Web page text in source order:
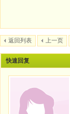
返回列表 上一页
快速回复